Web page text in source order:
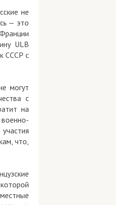
не
— это
ULB
СССР с
могут
с
на
что,